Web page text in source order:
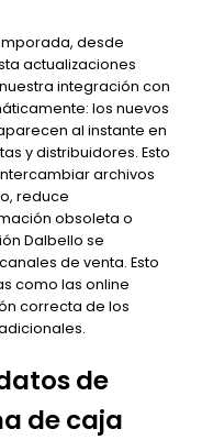
desde
actualizaciones
integración con
los nuevos
al instante en
y distribuidores. Esto
archivos
reduce
obsoleta o
Dalbello se
de venta. Esto
como las online
correcta de los
de
de caja